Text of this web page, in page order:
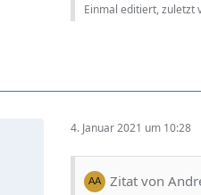
Einmal editiert, zuletzt
4. Januar 2021 um 10:28
Zitat von